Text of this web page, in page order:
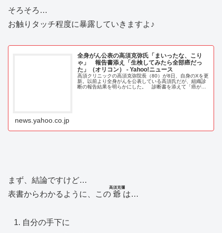
そろそろ…
お触りタッチ程度に暴露していきますよ♪
全身がん公表の高須克弥氏「まいったな、こり
ゃ」 報告書添え「生検してみたら全部癌だっ
た」（オリコン） - Yahoo!ニュース
高須クリニックの高須克弥院長（80）が8日、自身のXを更
新。以前より全身がんを公表している高須氏だが、組織診
断の報告結果を明らかにした。 診断書を添えて「癌がで
news.yahoo.co.jp
まず、結論ですけど…
表書からわかるように、この 爺
高須克彌
は…
自分の手下に